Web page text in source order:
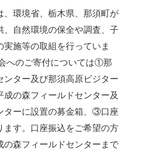
、環境省、栃木県、那須町が
、自然環境の保全や調査、子
実施等の取組を行っていま
へのご寄付については①那
ンター及び那須高原ビジター
の森フィールドセンター及
ターに設置の募金箱、③口座
ます。口座振込をご希望の方
の森フィールドセンターまで